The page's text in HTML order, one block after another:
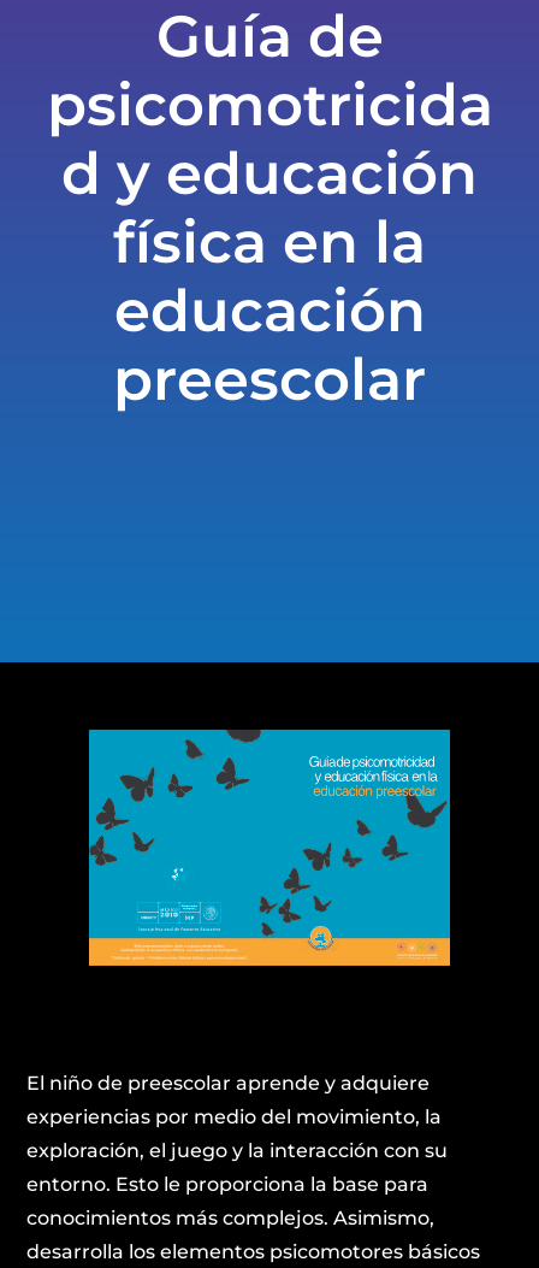
Guía de
psicomotricida
d y educación
física en la
educación
preescolar
El niño de preescolar aprende y adquiere
experiencias por medio del movimiento, la
exploración, el juego y la interacción con su
entorno. Esto le proporciona la base para
conocimientos más complejos. Asimismo,
desarrolla los elementos psicomotores básicos